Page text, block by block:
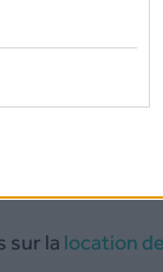
de numéros
sur la location